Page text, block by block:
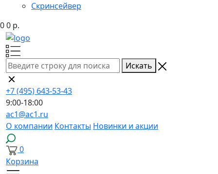
Скринсейвер
00 р.
Искать
+7 (495) 643-53-43
9:00-18:00
ac1@ac1.ru
О компании Контакты Новинки и акции
0
Корзина